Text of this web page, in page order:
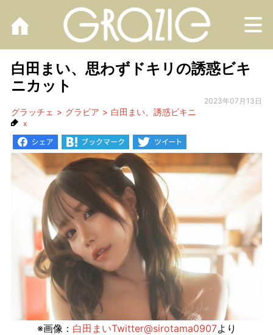
白田まい、思わずドキリの誘惑ビキ
ニカット
2023年07月13日
グラッチェ グラビア 白田まい、誘惑ビキニ
x
※画像： 白田まいTwitter@sirotama0907より